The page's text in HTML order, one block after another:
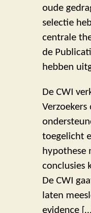
oude
selectie
centrale
de
hebben
De CWI
toegelicht
hypothese
conclusies
De CWI
laten
evidence